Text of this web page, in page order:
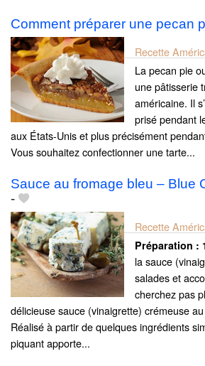
Comment préparer une pecan
Recette
La pecan pie
une pâtisserie
américaine. Il
prisé pendant
aux États-Unis et plus précisément
Vous souhaitez confectionner une tarte...
Sauce au fromage bleu – Blue
-
Recette
Préparation :
la sauce
salades et
cherchez pas
délicieuse sauce (vinaigrette) crémeuse
Réalisé à partir de quelques ingrédients
piquant apporte...